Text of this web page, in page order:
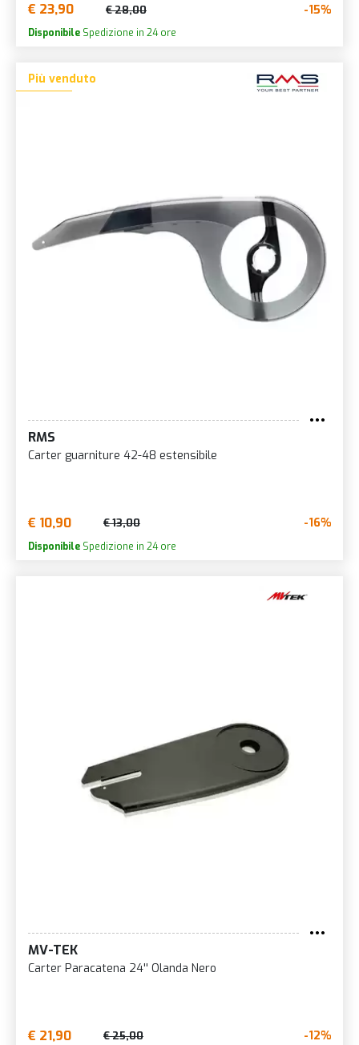
€ 23,90 € 28,00 -15%
Disponibile Spedizione in 24 ore
Più venduto
RMS
Carter guarniture 42-48 estensibile
€ 10,90 € 13,00 -16%
Disponibile Spedizione in 24 ore
MV-TEK
Carter Paracatena 24'' Olanda Nero
€ 21,90 € 25,00 -12%